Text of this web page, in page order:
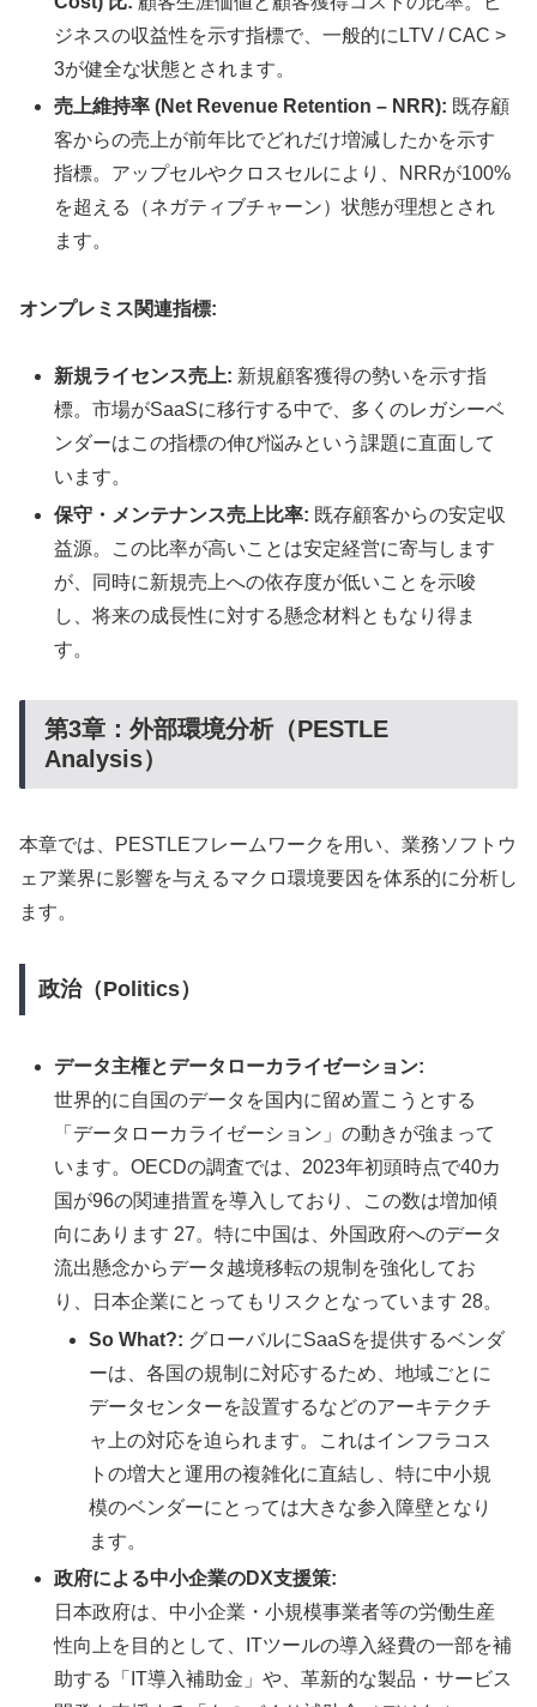
ジネスの収益性を示す指標で、一般的にLTV / CAC >
3が健全な状態とされます。
売上維持率 (Net Revenue Retention – NRR): 既存顧
客からの売上が前年比でどれだけ増減したかを示す
指標。アップセルやクロスセルにより、NRRが100%
を超える（ネガティブチャーン）状態が理想とされ
ます。
オンプレミス関連指標:
新規ライセンス売上: 新規顧客獲得の勢いを示す指
標。市場がSaaSに移行する中で、多くのレガシーベ
ンダーはこの指標の伸び悩みという課題に直面して
います。
保守・メンテナンス売上比率: 既存顧客からの安定収
益源。この比率が高いことは安定経営に寄与します
が、同時に新規売上への依存度が低いことを示唆
し、将来の成長性に対する懸念材料ともなり得ま
す。
第3章：外部環境分析（PESTLE
Analysis）
本章では、PESTLEフレームワークを用い、業務ソフトウ
ェア業界に影響を与えるマクロ環境要因を体系的に分析し
ます。
政治（Politics）
データ主権とデータローカライゼーション:
世界的に自国のデータを国内に留め置こうとする
「データローカライゼーション」の動きが強まって
います。OECDの調査では、2023年初頭時点で40カ
国が96の関連措置を導入しており、この数は増加傾
向にあります 27。特に中国は、外国政府へのデータ
流出懸念からデータ越境移転の規制を強化してお
り、日本企業にとってもリスクとなっています 28。
So What?: グローバルにSaaSを提供するベンダ
ーは、各国の規制に対応するため、地域ごとに
データセンターを設置するなどのアーキテクチ
ャ上の対応を迫られます。これはインフラコス
トの増大と運用の複雑化に直結し、特に中小規
模のベンダーにとっては大きな参入障壁となり
ます。
政府による中小企業のDX支援策:
日本政府は、中小企業・小規模事業者等の労働生産
性向上を目的として、ITツールの導入経費の一部を補
助する「IT導入補助金」や、革新的な製品・サービス